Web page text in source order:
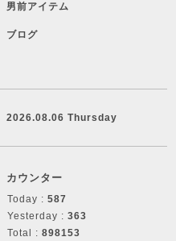
男前アイテム
ブログ
2026.08.06 Thursday
カウンター
Today : 587
Yesterday : 363
Total : 898153